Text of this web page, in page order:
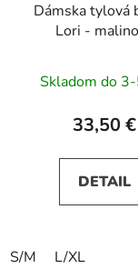
Dámska tylová
Lori -
Skladom do
33,50 €
DETAIL
S/M L/XL